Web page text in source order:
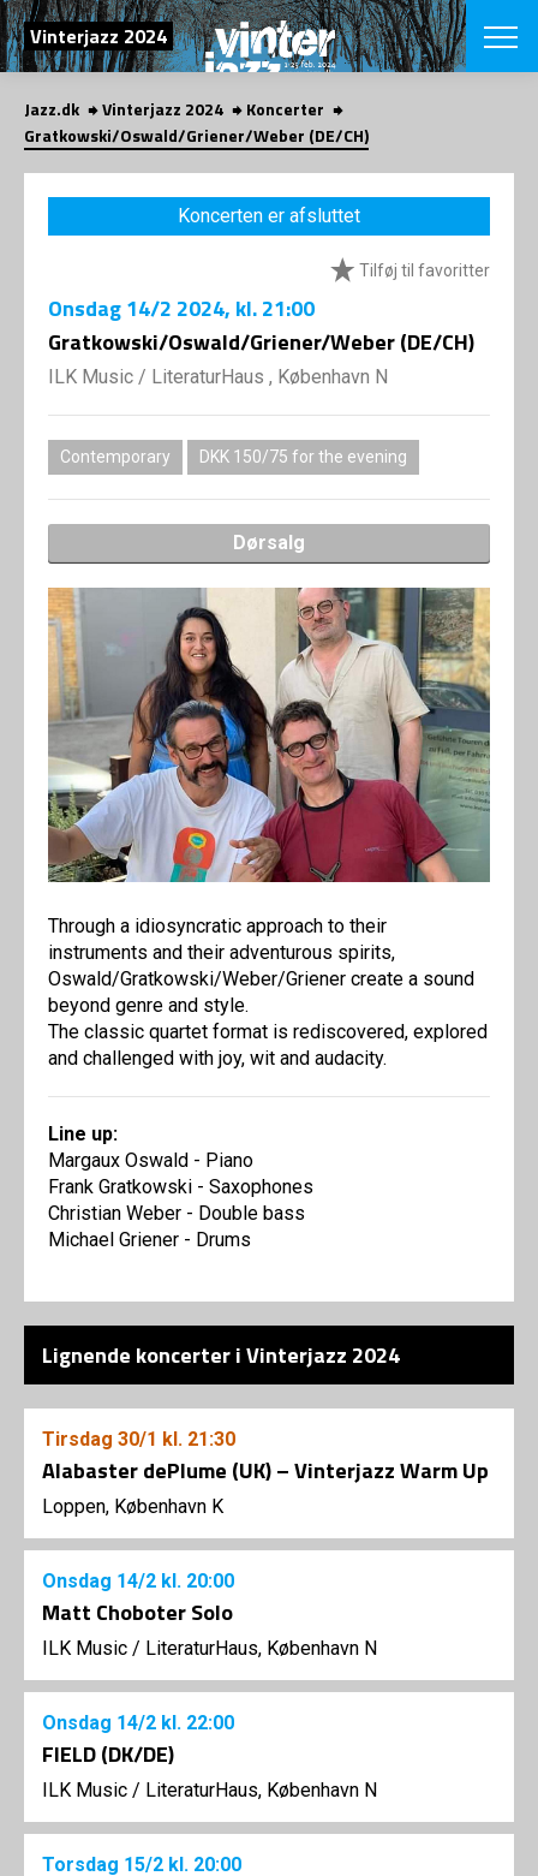
SØG
Vinterjazz 2024
VÆLG
VINTERJAZZ
Temaer
LOCATIONS
App
INFO
Om fonden
SHOP
Jazz.dk Vinterjazz 2024
Koncerter
Gratkowski/Oswald/Griener/Weber (DE/CH)
Koncerten er afsluttet
Tilføj til favoritter
Onsdag14/2 2024, kl. 21:00
Gratkowski/Oswald/Griener/Weber (DE/CH)
ILK Music / LiteraturHaus , København N
Contemporary DKK 150/75 for the evening
Dørsalg
Through a idiosyncratic approach to their
instruments and their adventurous spirits,
Oswald/Gratkowski/Weber/Griener create a sound
beyond genre and style.
The classic quartet format is rediscovered, explored
and challenged with joy, wit and audacity.
Line up:
Margaux Oswald - Piano
Frank Gratkowski - Saxophones
Christian Weber - Double bass
Michael Griener - Drums
Lignende koncerter i Vinterjazz 2024
Tirsdag 30/1 kl. 21:30
Alabaster dePlume (UK) – Vinterjazz Warm Up
Loppen, København K
Onsdag 14/2 kl. 20:00
Matt Choboter Solo
ILK Music / LiteraturHaus, København N
Onsdag 14/2 kl. 22:00
FIELD (DK/DE)
ILK Music / LiteraturHaus, København N
Torsdag 15/2 kl. 20:00